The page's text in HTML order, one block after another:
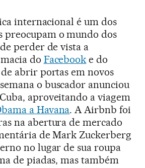
internacional é um dos
preocupam o mundo dos
perder de vista a
do Facebook e do
abrir portas em novos
o buscador anunciou
aproveitando a viagem
a Havana. A Airbnb foi
na abertura de mercado
de Mark Zuckerberg
no lugar de sua roupa
de piadas, mas também